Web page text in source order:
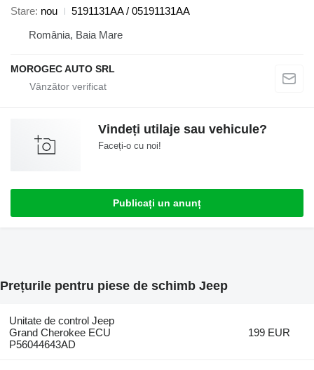
Stare nou
5191131AA / 05191131AA
România, Baia Mare
MOROGEC AUTO SRL
Vindeți utilaje sau vehicule?
Faceți-o cu noi!
Publicați un anunț
Prețurile pentru piese de schimb Jeep
Unitate de control Jeep
Grand Cherokee ECU
P56044643AD
199 EUR